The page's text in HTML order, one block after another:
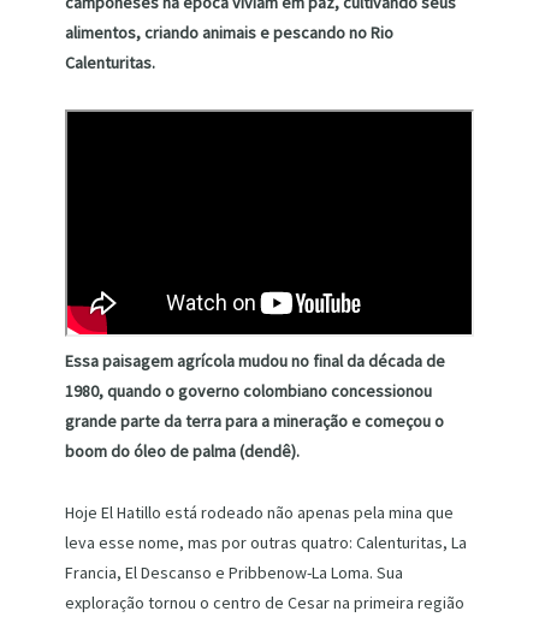
alimentos, criando animais e pescando no Rio
Calenturitas.
Essa paisagem agrícola mudou no final da década de
1980, quando o governo colombiano concessionou
grande parte da terra para a mineração e começou o
boom do óleo de palma (dendê).
Hoje El Hatillo está rodeado não apenas pela mina que
leva esse nome, mas por outras quatro: Calenturitas, La
Francia, El Descanso e Pribbenow-La Loma. Sua
exploração tornou o centro de Cesar na primeira região